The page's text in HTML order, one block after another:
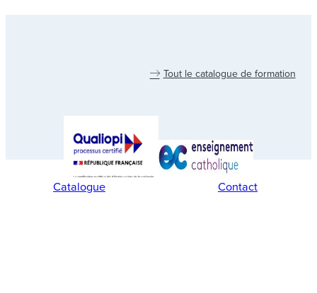
Tout le catalogue de formation
Catalogue Contact